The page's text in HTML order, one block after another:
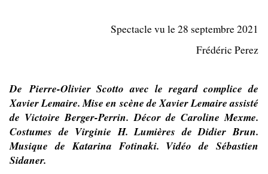
Spectacle vu le 28 septembre 2021
Frédéric Perez
De Pierre-Olivier Scotto avec le regard complice de
Xavier Lemaire. Mise en scène de Xavier Lemaireassisté
de Victoire Berger-Perrin.Décor de Caroline Mexme.
Costumes de Virginie H. Lumières de Didier Brun.
Musique de Katarina Fotinaki. Vidéo de Sébastien
Sidaner.